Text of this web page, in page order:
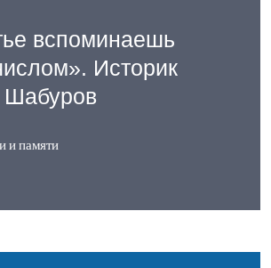
вспоминаешь
Историк
Шабуров
и памяти